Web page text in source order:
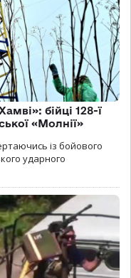
бійці 128-ї
«Молнії»
із бойового
ударного